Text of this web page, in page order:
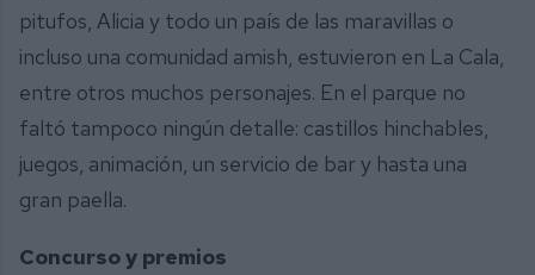
pitufos, Alicia y todo un país de las maravillas o
incluso una comunidad amish, estuvieron en La Cala,
entre otros muchos personajes. En el parque no
faltó tampoco ningún detalle: castillos hinchables,
juegos, animación, un servicio de bar y hasta una
gran paella.
Concurso y premios